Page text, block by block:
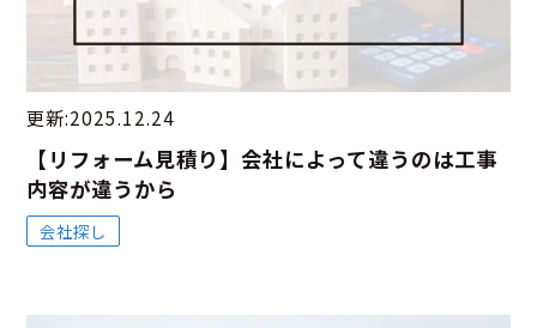
更新:2025.12.24
【リフォーム見積り】会社によって違うのは工事
内容が違うから
会社探し